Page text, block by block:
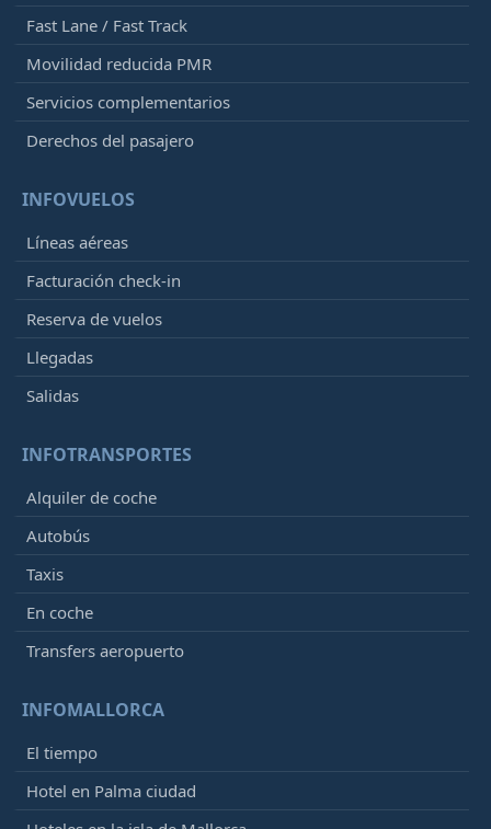
Fast Lane / Fast Track
Movilidad reducida PMR
Servicios complementarios
Derechos del pasajero
INFOVUELOS
Líneas aéreas
Facturación check-in
Reserva de vuelos
Llegadas
Salidas
INFOTRANSPORTES
Alquiler de coche
Autobús
Taxis
En coche
Transfers aeropuerto
INFOMALLORCA
El tiempo
Hotel en Palma ciudad